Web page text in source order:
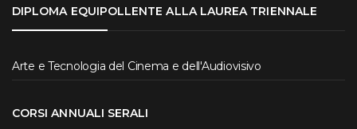
DIPLOMA EQUIPOLLENTE ALLA LAUREA TRIENNALE
Arte e Tecnologia del Cinema e dell'Audiovisivo
CORSI ANNUALI SERALI